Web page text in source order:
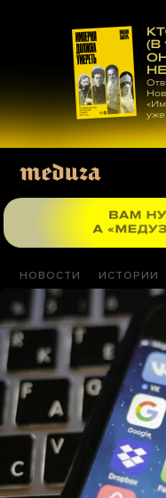
материалам
НОВОСТИ ИСТОРИИ